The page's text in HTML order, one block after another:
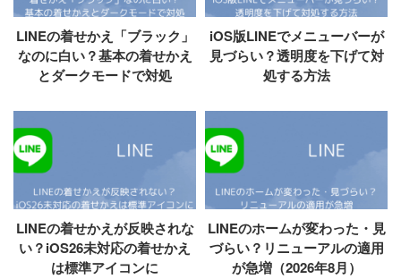
LINEの着せかえ「ブラック」
なのに白い？基本の着せかえ
とダークモードで対処
iOS版LINEでメニューバーが
見づらい？透明度を下げて対
処する方法
LINEの着せかえが反映されな
い？iOS26未対応の着せかえ
は標準アイコンに
LINEのホームが変わった・見
づらい？リニューアルの適用
が急増（2026年8月）